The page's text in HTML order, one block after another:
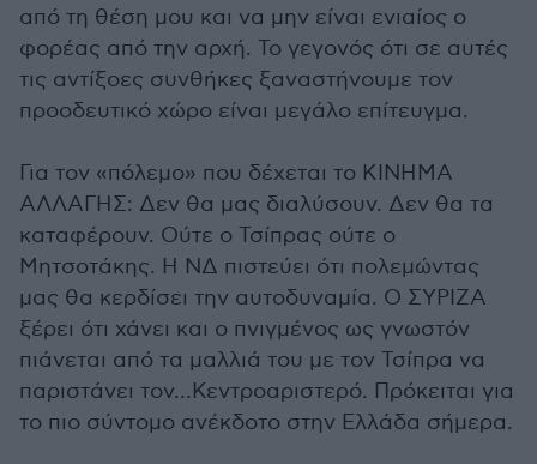
από τη θέση μου και να μην είναι ενιαίος ο
φορέας από την αρχή. Το γεγονός ότι σε αυτές
τις αντίξοες συνθήκες ξαναστήνουμε τον
προοδευτικό χώρο είναι μεγάλο επίτευγμα.
Για τον «πόλεμο» που δέχεται το ΚΙΝΗΜΑ
ΑΛΛΑΓΗΣ: Δεν θα μας διαλύσουν. Δεν θα τα
καταφέρουν. Ούτε ο Τσίπρας ούτε ο
Μητσοτάκης. Η ΝΔ πιστεύει ότι πολεμώντας
μας θα κερδίσει την αυτοδυναμία. Ο ΣΥΡΙΖΑ
ξέρει ότι χάνει και ο πνιγμένος ως γνωστόν
πιάνεται από τα μαλλιά του με τον Τσίπρα να
παριστάνει τον…Κεντροαριστερό. Πρόκειται για
το πιο σύντομο ανέκδοτο στην Ελλάδα σήμερα.